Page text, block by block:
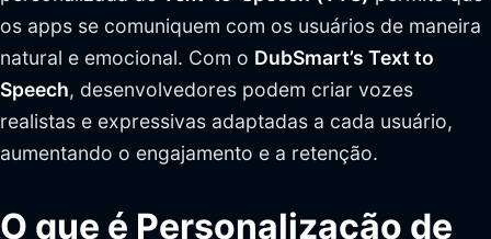
os apps se comuniquem com os usuários de maneira
natural e emocional. Com o DubSmart’s Text to
Speech, desenvolvedores podem criar vozes
realistas e expressivas adaptadas a cada usuário,
aumentando o engajamento e a retenção.
O que é Personalização de